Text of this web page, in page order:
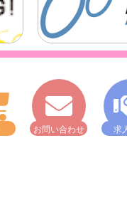
お問い合わせ 求